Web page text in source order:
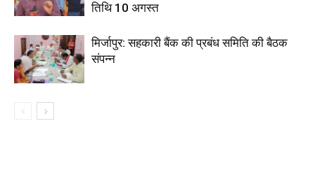
तिथि 10 अगस्त
मिर्जापुर: सहकारी बैंक की प्रबंध समिति की बैठक
संपन्न